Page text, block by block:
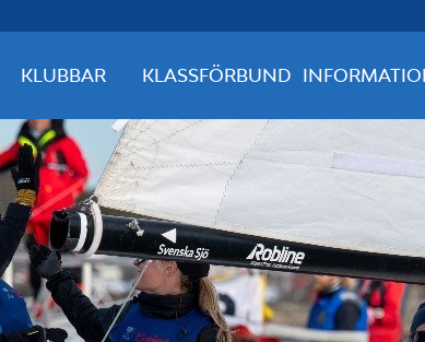
KLUBBAR KLASSFÖRBUND